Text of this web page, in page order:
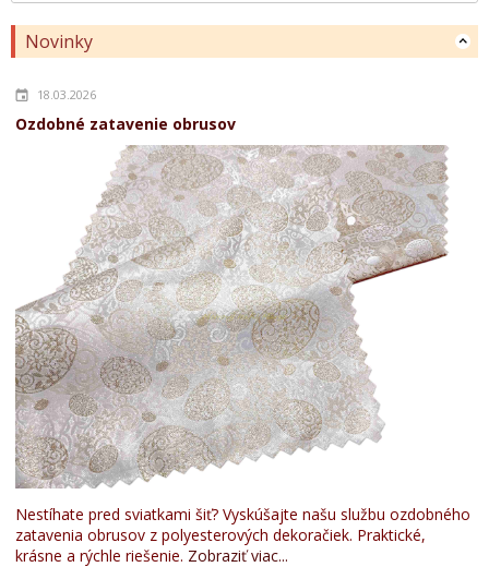
Novinky
18.03.2026
Ozdobné zatavenie obrusov
Nestíhate pred sviatkami šiť? Vyskúšajte našu službu ozdobného
zatavenia obrusov z polyesterových dekoračiek. Praktické,
krásne a rýchle riešenie. Zobraziť viac...